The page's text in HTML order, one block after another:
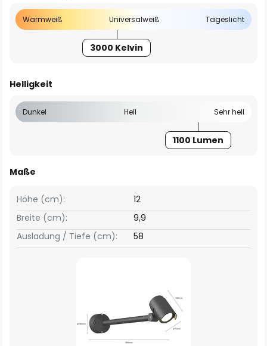
Warmweiß Universalweiß Tageslicht
3000 Kelvin
Helligkeit
Dunkel Hell Sehr hell
1100 Lumen
Maße
Breite (cm): 9,9
Höhe (cm): 12
Ausladung / Tiefe (cm): 58